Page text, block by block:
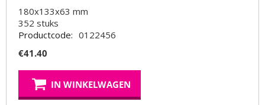
180x133x63 mm
352 stuks
Productcode: 0122456
€41.40
IN WINKELWAGEN